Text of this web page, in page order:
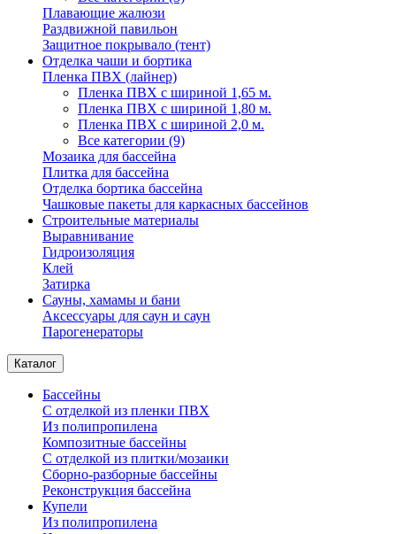
Плавающие жалюзи
Раздвижной павильон
Защитное покрывало (тент)
Отделка чаши и бортика
Пленка ПВХ (лайнер)
Пленка ПВХ с шириной 1,65 м.
Пленка ПВХ с шириной 1,80 м.
Пленка ПВХ с шириной 2,0 м.
Все категории (9)
Мозаика для бассейна
Плитка для бассейна
Отделка бортика бассейна
Чашковые пакеты для каркасных бассейнов
Строительные материалы
Выравнивание
Гидроизоляция
Клей
Затирка
Сауны, хамамы и бани
Аксессуары для саун и саун
Парогенераторы
Каталог
Бассейны
С отделкой из пленки ПВХ
Из полипропилена
Композитные бассейны
С отделкой из плитки/мозаики
Сборно-разборные бассейны
Реконструкция бассейна
Купели
Из полипропилена